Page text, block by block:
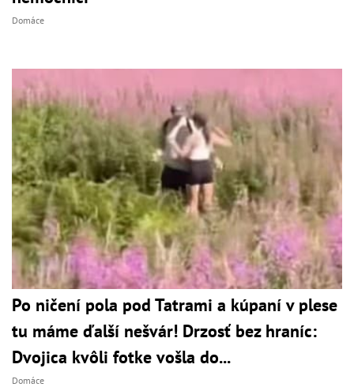
Domáce
Po ničení pola pod Tatrami a kúpaní v plese
tu máme ďalší nešvár! Drzosť bez hraníc:
Dvojica kvôli fotke vošla do...
Domáce